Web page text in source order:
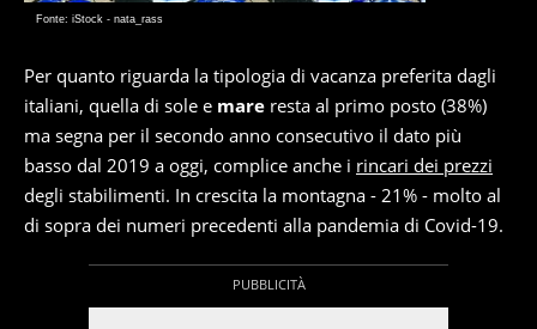
Fonte: iStock - nata_rass
Per quanto riguarda la tipologia di vacanza preferita dagli
italiani, quella di sole e mare resta al primo posto (38%)
ma segna per il secondo anno consecutivo il dato più
basso dal 2019 a oggi, complice anche i rincari dei prezzi
degli stabilimenti. In crescita la montagna - 21% - molto al
di sopra dei numeri precedenti alla pandemia di Covid-19.